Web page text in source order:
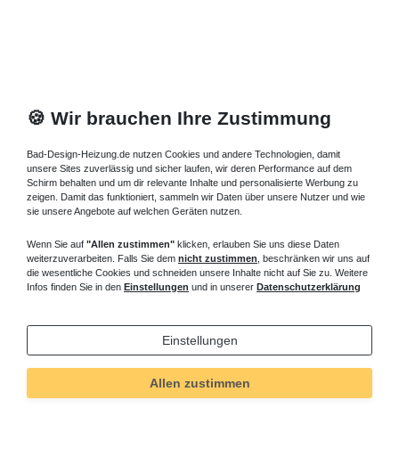
oder 180 cm für hohe Duschwannen oder begrenzte
Raumangebote im Badezimmer. Eine große Auswahl an
verschiedenen Glasarten, wie horizontaler Sichtschutz oder
Intima, Mastercarrè, satiniertes Glas und Spiegelglas, alle
natürlich als Einscheibensicherheitsglas (ESG).
Diagonaleinstieg Eckeinstieg 120x90 cm
mit Schiebetüren, Pendeltüren oder
Falttüren
Fragen zuDuschkabine Eckeinstieg 120x90cm ? Rufen Sie an,
Weitere interessante Artikel aus unserem Sortiment - Eckdusche
120x90 cm mit Drehtüren: Mineralguss Duschwanne 120 x 90 cm,
historische Radiatoren und Heizkörper Retro Design,
Raumsparwanne 170 cm.
🍪 Wir brauchen Ihre Zustimmung
Bad-Design-Heizung.de nutzen Cookies und andere Technologien, damit
unsere Sites zuverlässig und sicher laufen, wir deren Performance auf dem
Schirm behalten und um dir relevante Inhalte und personalisierte Werbung zu
zeigen. Damit das funktioniert, sammeln wir Daten über unsere Nutzer und wie
sie unsere Angebote auf welchen Geräten nutzen.
Wenn Sie auf "Allen zustimmen" klicken, erlauben Sie uns diese Daten
weiterzuverarbeiten. Falls Sie dem nicht zustimmen , beschränken wir uns auf
die wesentliche Cookies und schneiden unsere Inhalte nicht auf Sie zu. Weitere
Infos finden Sie in den Einstellungen und in unserer Datenschutzerklärung
Einstellungen
Allen zustimmen